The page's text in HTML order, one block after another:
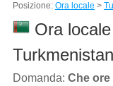
Posizione: Ora locale >
Ora
Domanda: Che